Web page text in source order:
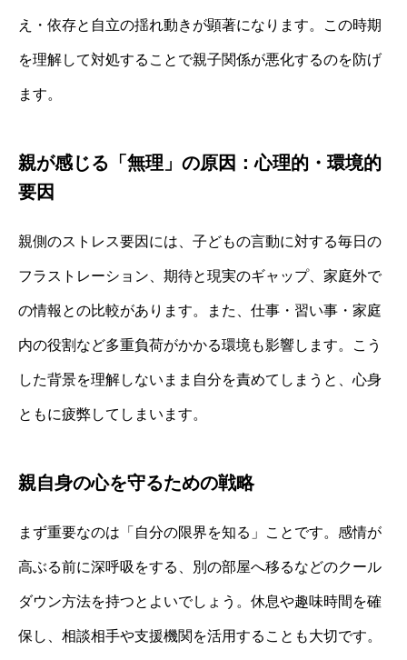
え・依存と自立の揺れ動きが顕著になります。この時期
を理解して対処することで親子関係が悪化するのを防げ
ます。
親が感じる「無理」の原因：心理的・環境的
要因
親側のストレス要因には、子どもの言動に対する毎日の
フラストレーション、期待と現実のギャップ、家庭外で
の情報との比較があります。また、仕事・習い事・家庭
内の役割など多重負荷がかかる環境も影響します。こう
した背景を理解しないまま自分を責めてしまうと、心身
ともに疲弊してしまいます。
親自身の心を守るための戦略
まず重要なのは「自分の限界を知る」ことです。感情が
高ぶる前に深呼吸をする、別の部屋へ移るなどのクール
ダウン方法を持つとよいでしょう。休息や趣味時間を確
保し、相談相手や支援機関を活用することも大切です。